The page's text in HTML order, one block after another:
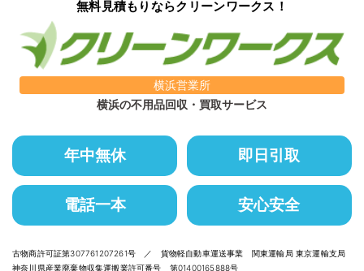
無料見積もりならクリーンワークス！
横浜営業所
横浜の不用品回収・買取サービス
年中無休 即日引取
電話一本 安心安全
古物商許可証第307761207261号 ／ 貨物軽自動車運送事業 関東運輸局 東京運輸支局
神奈川県産業廃棄物収集運搬業許可番号 第01400165888号